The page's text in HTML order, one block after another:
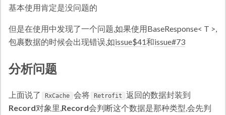
基本使用肯定是没问题的
但是在使用中发现了一个问题,如果使用BaseResponse< T >,
包裹数据的时候会出现错误,如issue$41和issue#73
分析问题
上面说了 RxCache 会将 Retrofit
返回的数据封装到
Record对象里,Record会判断这个数据是那种类型,会先判